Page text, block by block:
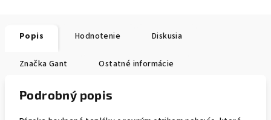
Popis Hodnotenie Diskusia
Značka Gant Ostatné informácie
Podrobný popis